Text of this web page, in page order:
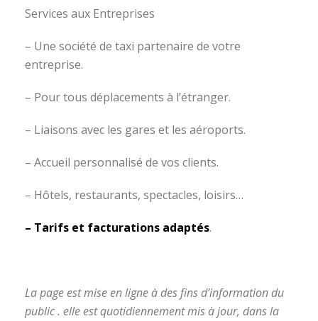
Services aux Entreprises
– Une société de taxi partenaire de votre
entreprise.
– Pour tous déplacements à l’étranger.
– Liaisons avec les gares et les aéroports.
– Accueil personnalisé de vos clients.
– Hôtels, restaurants, spectacles, loisirs…
– Tarifs et facturations adaptés.
La page est mise en ligne à des fins d’information du
public . elle est quotidiennement mis à jour, dans la